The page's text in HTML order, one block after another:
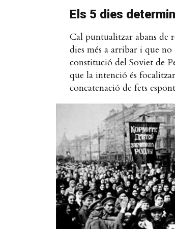
Els 5 dies
Cal puntualitzar abans de
dies més a arribar i que
constitució del Soviet de
que la intenció és
concatenació de fets